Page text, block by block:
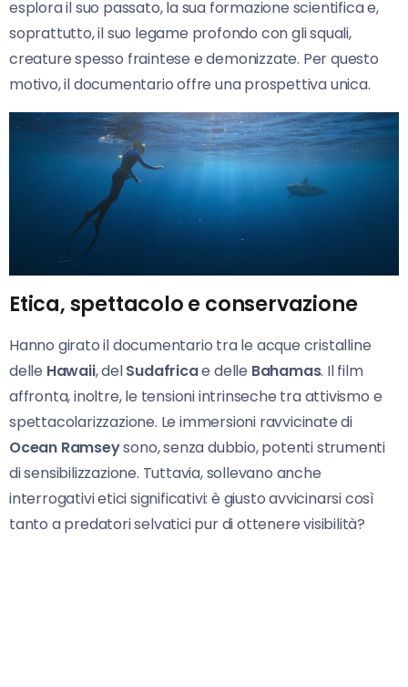
esplora il suo passato, la sua formazione scientifica e,
soprattutto, il suo legame profondo con gli squali,
creature spesso fraintese e demonizzate. Per questo
motivo, il documentario offre una prospettiva unica.
Etica, spettacolo e conservazione
Hanno girato il documentario tra le acque cristalline
delle Hawaii, delSudafricae delle Bahamas. Il film
affronta, inoltre, le tensioni intrinseche tra attivismo e
spettacolarizzazione. Le immersioni ravvicinate di
Ocean Ramseysono, senza dubbio, potenti strumenti
di sensibilizzazione. Tuttavia, sollevano anche
interrogativi etici significativi: è giusto avvicinarsi così
tanto a predatori selvatici pur di ottenere visibilità?